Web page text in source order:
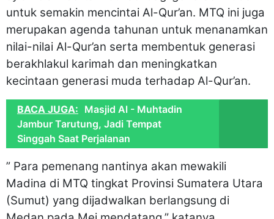
untuk semakin mencintai Al-Qur’an. MTQ ini juga
merupakan agenda tahunan untuk menanamkan
nilai-nilai Al-Qur’an serta membentuk generasi
berakhlakul karimah dan meningkatkan
kecintaan generasi muda terhadap Al-Qur’an.
BACA JUGA: Masjid Al - Muhtadin
Jambur Tarutung, Jadi Tempat
Singgah Saat Perjalanan
” Para pemenang nantinya akan mewakili
Madina di MTQ tingkat Provinsi Sumatera Utara
(Sumut) yang dijadwalkan berlangsung di